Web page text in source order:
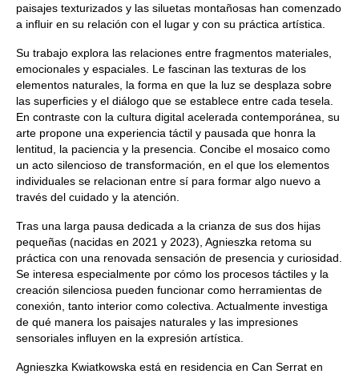
paisajes texturizados y las siluetas montañosas han comenzado
a influir en su relación con el lugar y con su práctica artística.
Su trabajo explora las relaciones entre fragmentos materiales,
emocionales y espaciales. Le fascinan las texturas de los
elementos naturales, la forma en que la luz se desplaza sobre
las superficies y el diálogo que se establece entre cada tesela.
En contraste con la cultura digital acelerada contemporánea, su
arte propone una experiencia táctil y pausada que honra la
lentitud, la paciencia y la presencia. Concibe el mosaico como
un acto silencioso de transformación, en el que los elementos
individuales se relacionan entre sí para formar algo nuevo a
través del cuidado y la atención.
Tras una larga pausa dedicada a la crianza de sus dos hijas
pequeñas (nacidas en 2021 y 2023), Agnieszka retoma su
práctica con una renovada sensación de presencia y curiosidad.
Se interesa especialmente por cómo los procesos táctiles y la
creación silenciosa pueden funcionar como herramientas de
conexión, tanto interior como colectiva. Actualmente investiga
de qué manera los paisajes naturales y las impresiones
sensoriales influyen en la expresión artística.
Agnieszka Kwiatkowska está en residencia en Can Serrat en